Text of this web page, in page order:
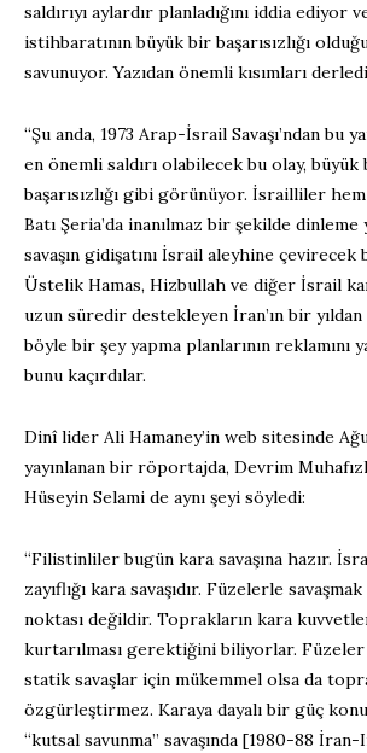
saldırıyı aylardır planladığını iddia ediyor
istihbaratının büyük bir başarısızlığı
savunuyor. Yazıdan önemli kısımları
“Şu anda, 1973 Arap-İsrail Savaşı’ndan bu
en önemli saldırı olabilecek bu olay,
başarısızlığı gibi görünüyor. İsrailliler
Batı Şeria’da inanılmaz bir şekilde dinleme
savaşın gidişatını İsrail aleyhine çevirecek
Üstelik Hamas, Hizbullah ve diğer İsrail
uzun süredir destekleyen İran’ın bir
böyle bir şey yapma planlarının reklamını
bunu kaçırdılar.
Dinî lider Ali Hamaney’in web sitesinde
yayınlanan bir röportajda, Devrim
Hüseyin Selami de aynı şeyi söyledi:
“Filistinliler bugün kara savaşına hazır.
zayıflığı kara savaşıdır. Füzelerle
noktası değildir. Toprakların kara
kurtarılması gerektiğini biliyorlar. Füzeler
statik savaşlar için mükemmel olsa da
özgürleştirmez. Karaya dayalı bir güç
“kutsal savunma” savaşında [1980-88 İran-